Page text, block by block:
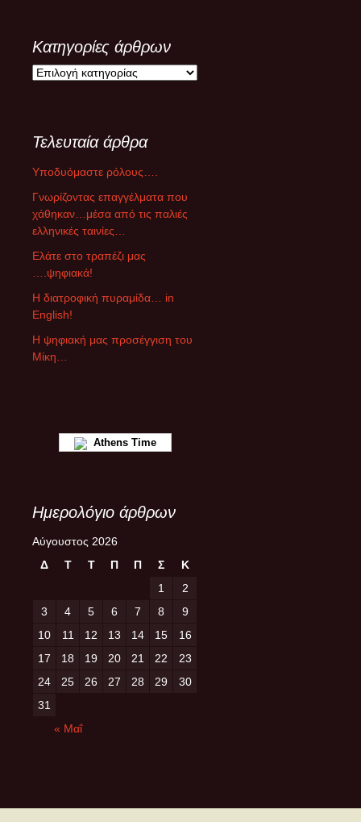
Κατηγορίες άρθρων
Κ
γ
ρ
ί
ρ
θ
ρ
ω
Τελευταία άρθρα
Υποδυόμαστε ρόλους….
Γνωρίζοντας επαγγέλματα που
χάθηκαν…μέσα από τις παλιές
ελληνικές ταινίες…
Ελάτε στο τραπέζι μας
….ψηφιακά!
Η διατροφική πυραμίδα… in
English!
Η ψηφιακή μας προσέγγιση του
Μίκη…
Athens Time
Ημερολόγιο άρθρων
Αύγουστος 2026
Δ
Τ Τ Π Π Σ Κ
« Μαΐ
1
2
3
4 5 6 7 8
9
10
11 12 13 14 15
16
17
18 19 20 21 22
23
24
25 26 27 28 29
30
31